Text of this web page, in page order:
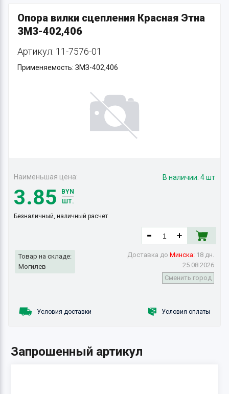
Опора вилки сцепления Красная Этна
ЗМЗ-402,406
Артикул: 11-7576-01
Применяемость: ЗМЗ-402,406
В наличии: 4 шт
Товар на складе:
Могилев
Доставка до Минска: 18 дн.
25.08.2026
Сменить город
Наименьшая цена:
3.85
BYN
ШТ.
Безналичный, наличный расчет
Условия доставки Условия оплаты
Запрошенный артикул